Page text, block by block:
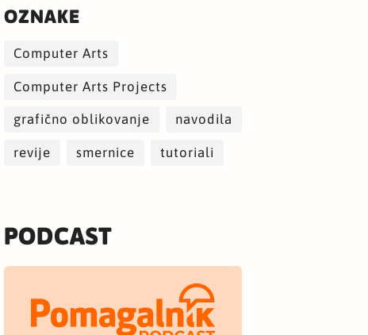
OZNAKE
Computer Arts
Computer Arts Projects
grafično oblikovanje navodila
revije smernice tutoriali
PODCAST